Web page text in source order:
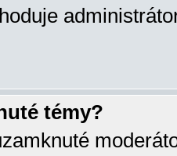
témy?